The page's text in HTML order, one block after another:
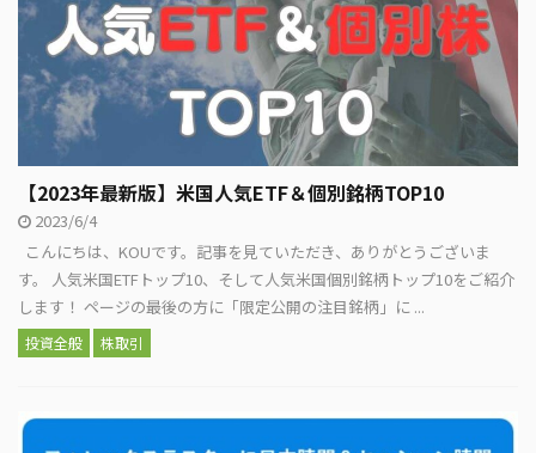
【2023年最新版】米国人気ETF＆個別銘柄TOP10
2023/6/4
こんにちは、KOUです。記事を見ていただき、ありがとうございま
す。 人気米国ETFトップ10、そして人気米国個別銘柄トップ10をご紹介
します！ ページの最後の方に「限定公開の注目銘柄」に ...
投資全般 株取引